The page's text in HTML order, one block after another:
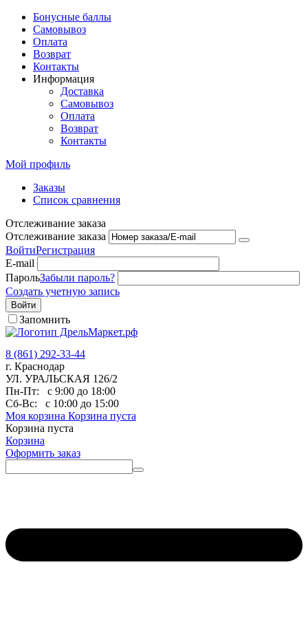
Бонусные баллы
Самовывоз
Оплата
Возврат
Контакты
Информация
Доставка
Самовывоз
Оплата
Возврат
Контакты
Мой профиль
Заказы
Список сравнения
Отслеживание заказа
Отслеживание заказа
ВойтиРегистрация
E-mail
ПарольЗабыли пароль?
Создать учетную запись
Войти
Запомнить
8 (861) 292-33-44
г. Краснодар
УЛ. УРАЛЬСКАЯ 126/2
Пн-Пт:
с 9:00 до 18:00
Сб-Вс:
с 10:00 до 15:00
Моя корзина Корзина пуста
Корзина пуста
Корзина
Оформить заказ